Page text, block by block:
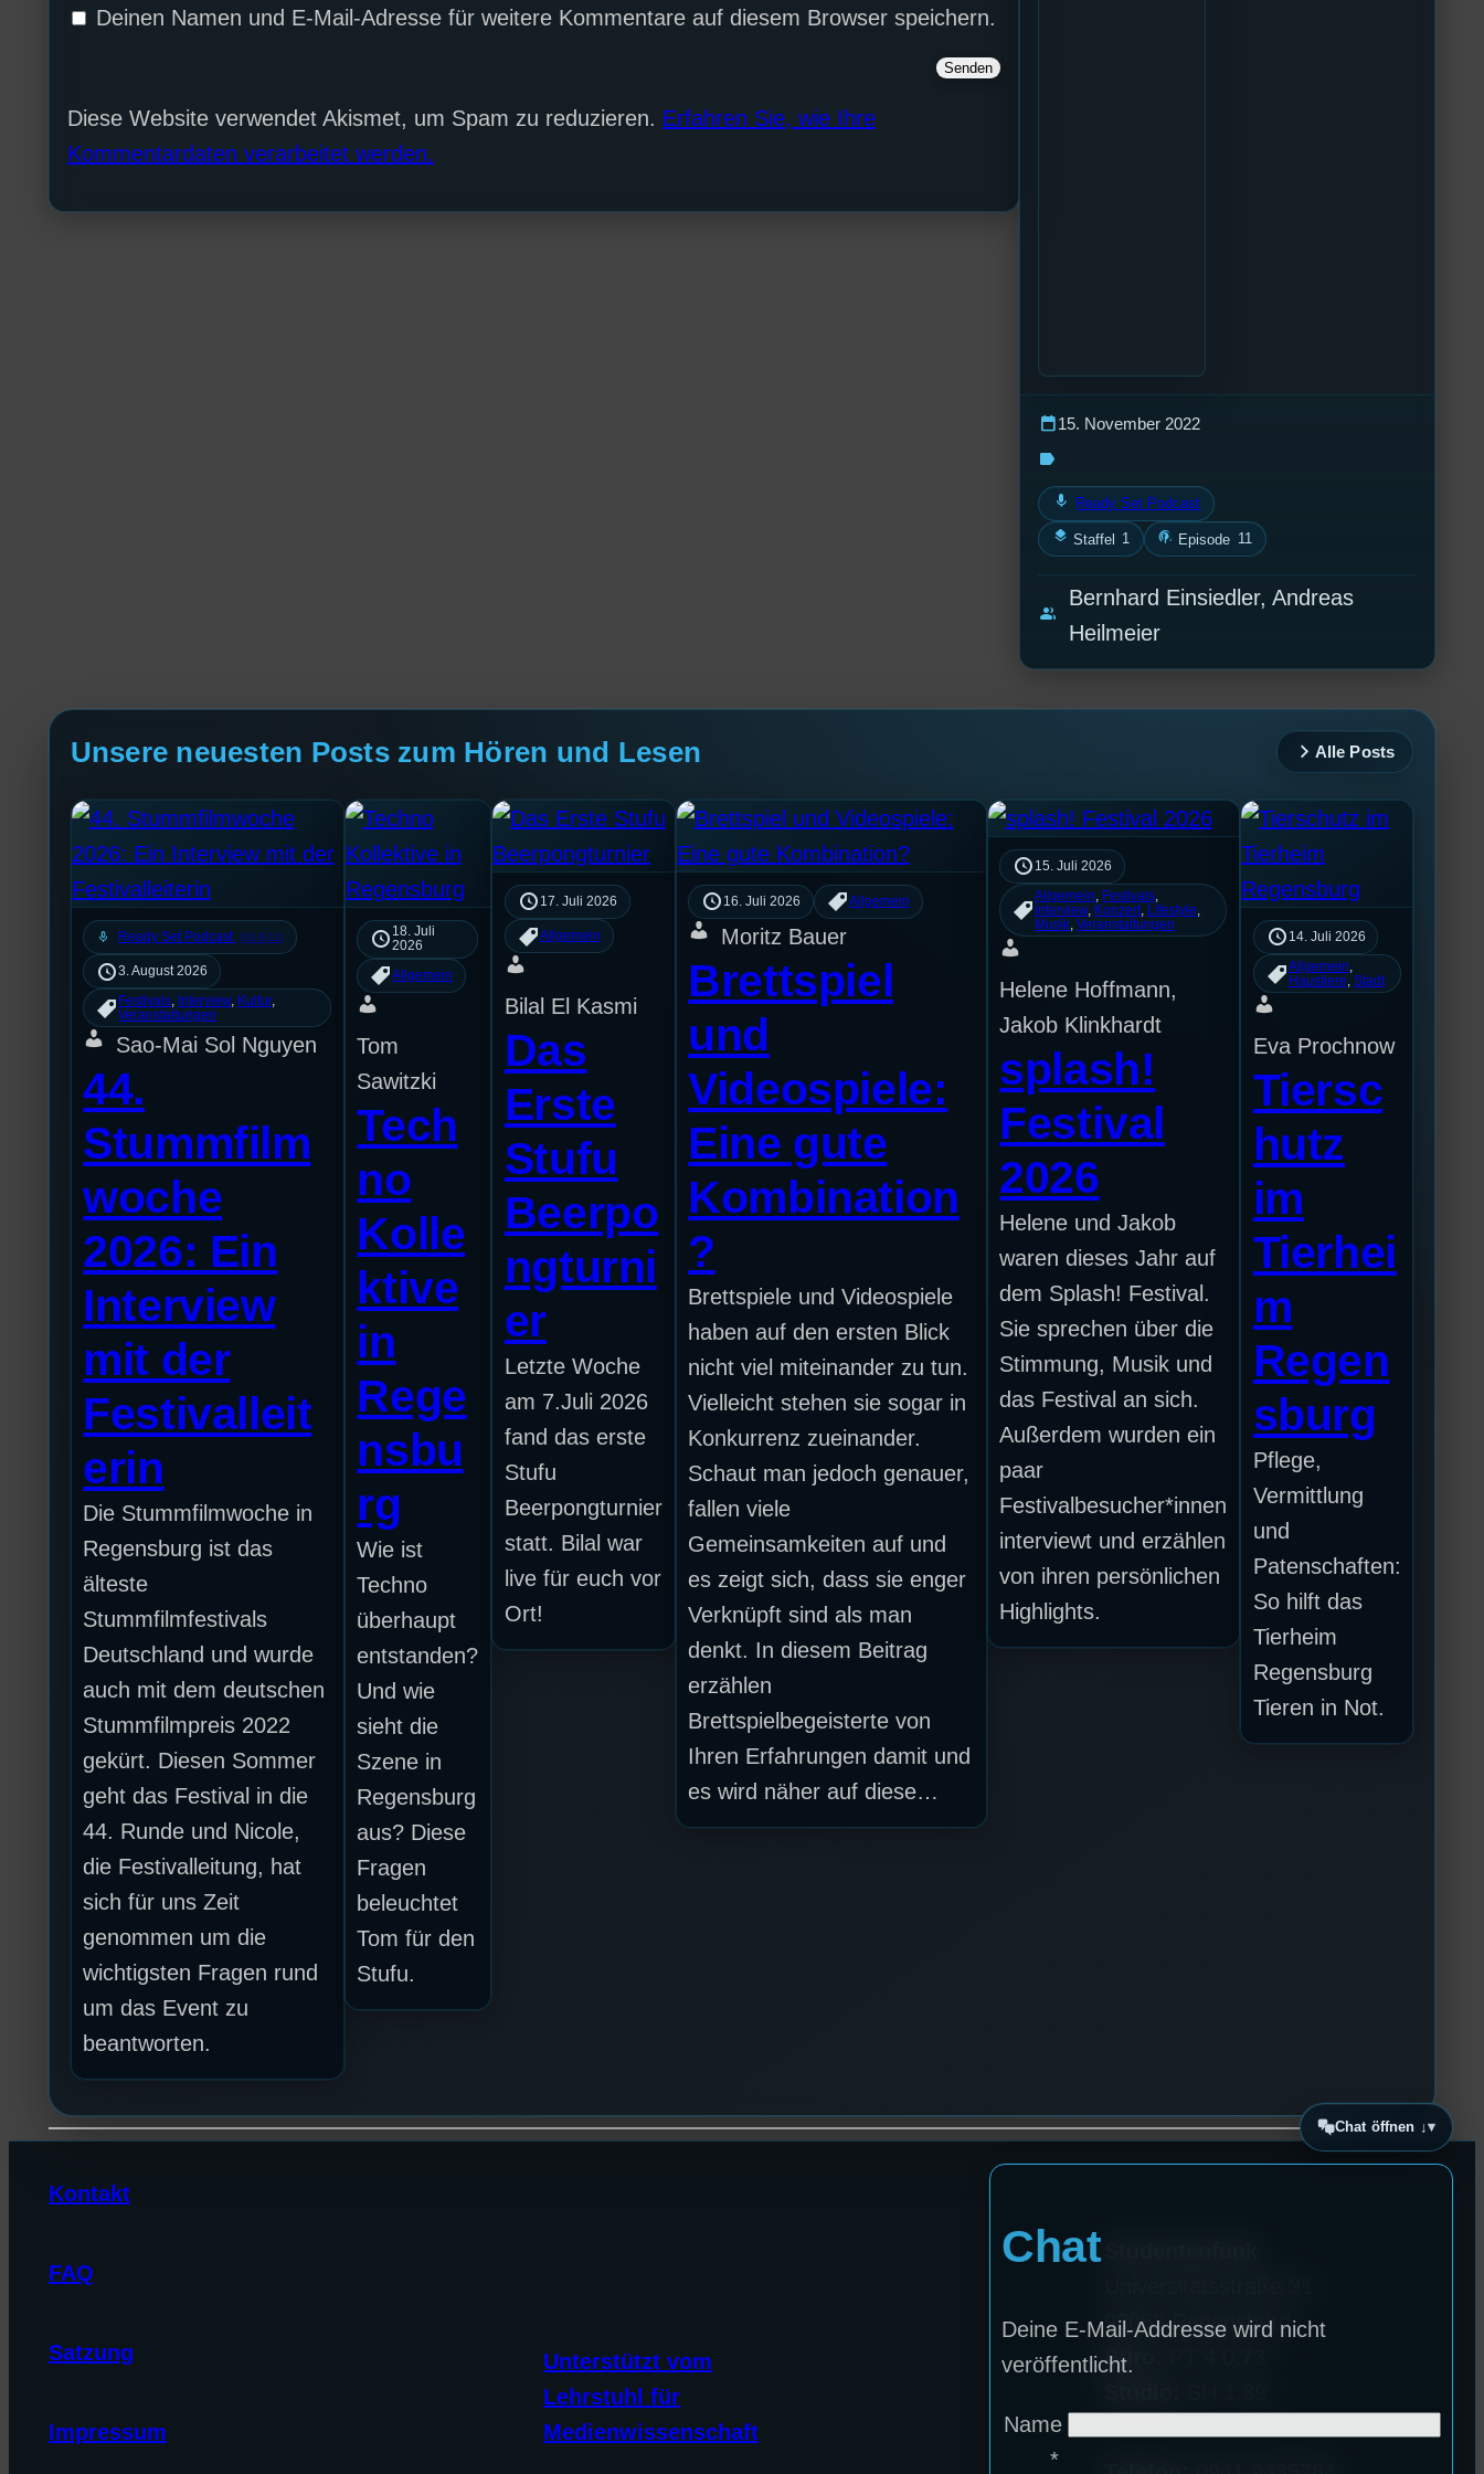
Deinen Namen und E-Mail-Adresse für weitere Kommentare auf diesem Browser speichern.
Diese Website verwendet Akismet, um Spam zu reduzieren. Erfahren Sie, wie Ihre
Kommentardaten verarbeitet werden.
calendar_today15. November 2022
label
mic Ready Set Podcast
layers Staffel 1 podcasts Episode 11
group
Bernhard Einsiedler, Andreas
Heilmeier
Unsere neuesten Posts zum Hören und Lesen Alle Posts
mic Ready Set Podcast [S1/E11]
3. August 2026
Festivals Interview, Kultur
Veranstaltungen
Sao-Mai Sol Nguyen
44.
Stummfilm
woche
2026: Ein
Interview
mit der
Festivalleit
erin
Die Stummfilmwoche in
Regensburg ist das
älteste
Stummfilmfestivals
Deutschland und wurde
auch mit dem deutschen
Stummfilmpreis 2022
gekürt. Diesen Sommer
geht das Festival in die
44. Runde und Nicole,
die Festivalleitung, hat
sich für uns Zeit
genommen um die
wichtigsten Fragen rund
um das Event zu
beantworten.
18. Juli
2026
Allgemein
Tom
Sawitzki
Tech
no
Kolle
ktive
in
Rege
nsbu
rg
Wie ist
Techno
überhaupt
entstanden?
Und wie
sieht die
Szene in
Regensburg
aus? Diese
Fragen
beleuchtet
Tom für den
Stufu.
17. Juli 2026
Allgemein
Bilal El Kasmi
Das
Erste
Stufu
Beerpo
ngturni
er
Letzte Woche
am 7.Juli 2026
fand das erste
Stufu
Beerpongturnier
statt. Bilal war
live für euch vor
Ort!
16. Juli 2026 Allgemein
Moritz Bauer
Brettspiel
und
Videospiele:
Eine gute
Kombination
?
Brettspiele und Videospiele
haben auf den ersten Blick
nicht viel miteinander zu tun.
Vielleicht stehen sie sogar in
Konkurrenz zueinander.
Schaut man jedoch genauer,
fallen viele
Gemeinsamkeiten auf und
es zeigt sich, dass sie enger
Verknüpft sind als man
denkt. In diesem Beitrag
erzählen
Brettspielbegeisterte von
Ihren Erfahrungen damit und
es wird näher auf diese…
15. Juli 2026
Allgemein Festivals
Interview, Konzert Lifestyle
Musik , Veranstaltungen
Helene Hoffmann,
Jakob Klinkhardt
splash!
Festival
2026
Helene und Jakob
waren dieses Jahr auf
dem Splash! Festival.
Sie sprechen über die
Stimmung, Musik und
das Festival an sich.
Außerdem wurden ein
paar
Festivalbesucher*innen
interviewt und erzählen
von ihren persönlichen
Highlights.
14. Juli 2026
Allgemein
Haustiere Stadt
Eva Prochnow
Tiersc
hutz
im
Tierhei
m
Regen
sburg
Pflege,
Vermittlung
und
Patenschaften:
So hilft das
Tierheim
Regensburg
Tieren in Not.
Kontakt
FAQ
Satzung
Impressum
Unterstützt vom
Lehrstuhl für
Medienwissenschaft
93053 Regensburg
Büro:
Chat öffnen ↓
Chat
Deine E-Mail-Addresse wird nicht
veröffentlicht.
Name
*